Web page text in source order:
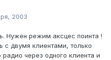
2003
Нужен режим аксцес поинта !
с двумя клиентами, только
через одного клиента и